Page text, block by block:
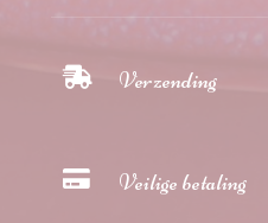
 Verzending
 Veilige betaling